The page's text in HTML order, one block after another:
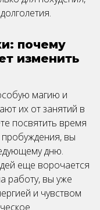
почему
изменить
магию и
их от занятий в
посвятить время
пробуждения, вы
дню.
еще ворочается
работу, вы уже
и чувством